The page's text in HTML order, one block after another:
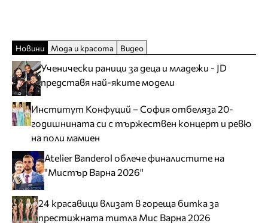
Новини Мода и красота Видео
Ученически раници за деца и младежи - JD
представя най-яките модели
Институт Конфуций – София отбеляза 20-
годишнината си с тържествен концерт и ревю
на поли мамиен
Atelier Banderol облече финалистите на
"Мистър Варна 2026"
24 красавици влизат в гореща битка за
престижната титла Мис Варна 2026